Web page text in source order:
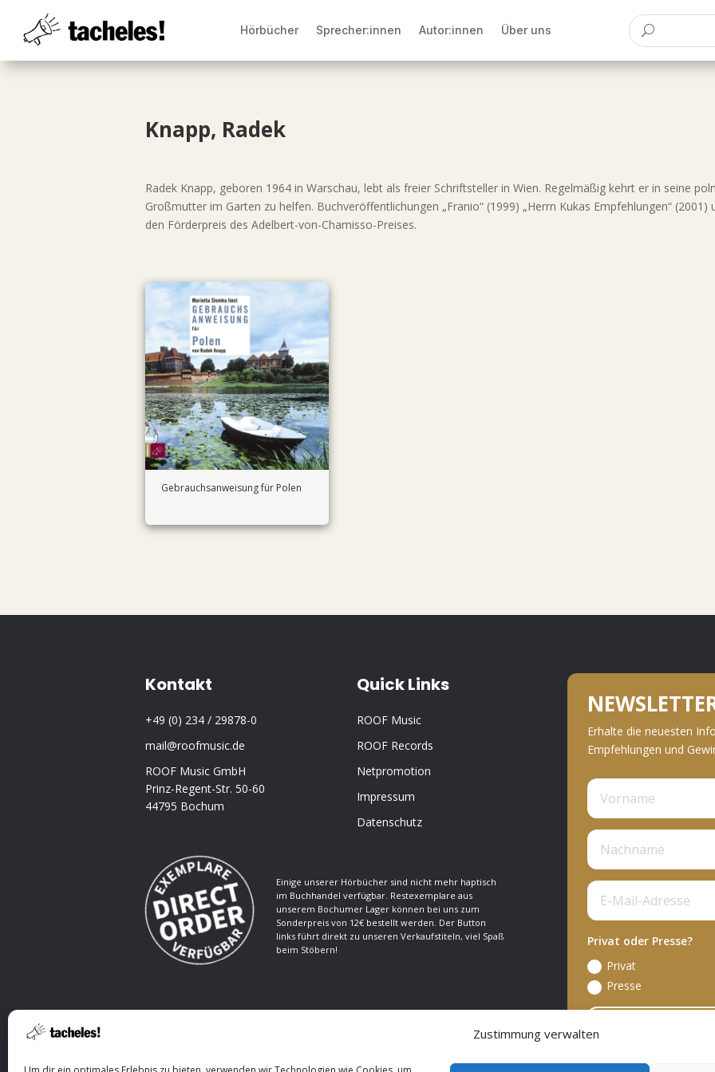
Zustimmung verwalten
Hörbücher Sprecher:innen Autor:innen Über uns
Knapp, Radek
Radek Knapp, geboren 1964 in Warschau, lebt als freier Schriftsteller in Wien. Regelmäßig kehrt er in seine
Großmutter im Garten zu helfen. Buchveröffentlichungen „Franio“ (1999) „Herrn Kukas Empfehlungen“ (2001)
den Förderpreis des Adelbert-von-Chamisso-Preises.
Gebrauchsanweisung für Polen
Kontakt
+49 (0) 234 / 29878-0
mail@roofmusic.de
ROOF Music GmbH
Prinz-Regent-Str. 50-60
44795 Bochum
Quick Links
ROOF Music
ROOF Records
Netpromotion
Impressum
Datenschutz
Einige unserer Hörbücher sind nicht mehr haptisch
im Buchhandel verfügbar. Restexemplare aus
unserem Bochumer Lager können bei uns zum
Sonderpreis von 12€ bestellt werden. Der Button
links führt direkt zu unseren Verkaufstiteln, viel Spaß
beim Stöbern!
Erhalte die neuesten
Empfehlungen und
Privat oder Presse?
Privat
Presse